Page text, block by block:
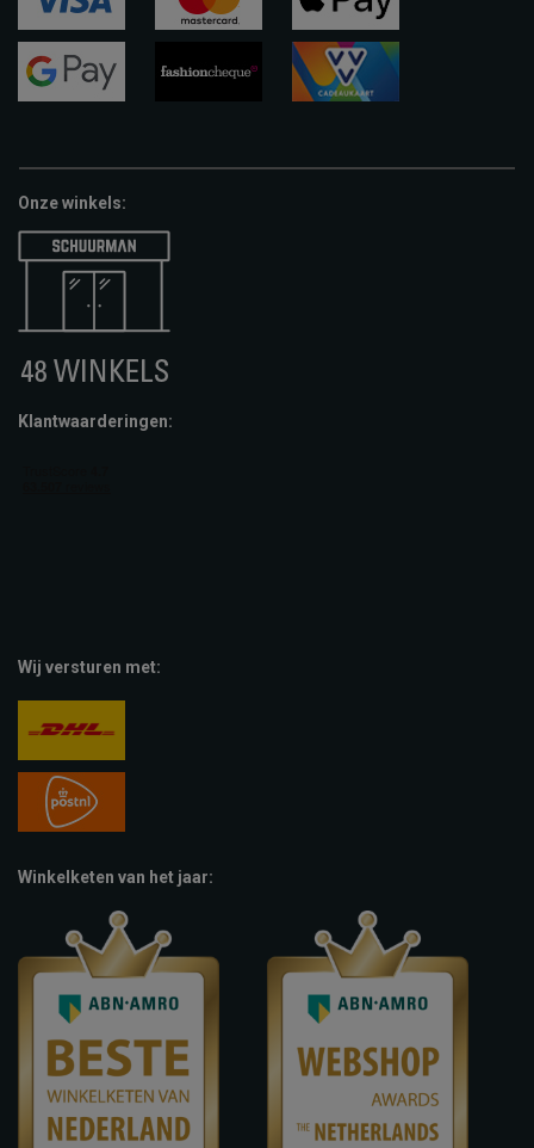
visa
apple-
pay
Onze winkels:
Klantwaarderingen:
Wij versturen met:
Winkelketen van het jaar: